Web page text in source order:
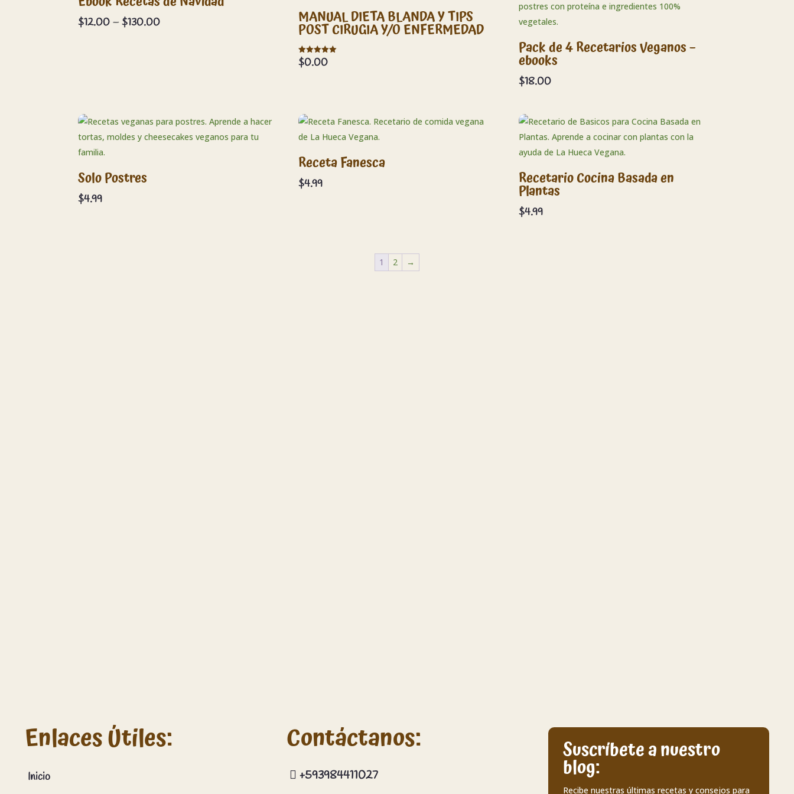
$12.00 –$130.00Price
MANUAL DIETA BLANDA Y TIPS
POST CIRUGIA Y/O ENFERMEDAD
Valorado en
5.00
$0.00
Pack de 4 Recetarios Veganos –
ebooks
$18.00
Solo Postres
$4.99
Receta Fanesca
$4.99 Recetario Cocina Basada en
Plantas
$4.99
1 2 →
Enlaces Útiles:
Inicio
Contáctanos:
 +593984411027
Suscríbete a nuestro
blog:
Recibe nuestras últimas recetas y consejos para